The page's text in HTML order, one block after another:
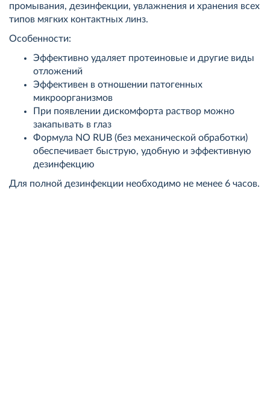
промывания, дезинфекции, увлажнения и хранения всех
типов мягких контактных линз.
Особенности:
Эффективно удаляет протеиновые и другие виды
отложений
Эффективен в отношении патогенных
микроорганизмов
При появлении дискомфорта раствор можно
закапывать в глаз
Формула NO RUB (без механической обработки)
обеспечивает быструю, удобную и эффективную
дезинфекцию
Для полной дезинфекции необходимо не менее 6 часов.